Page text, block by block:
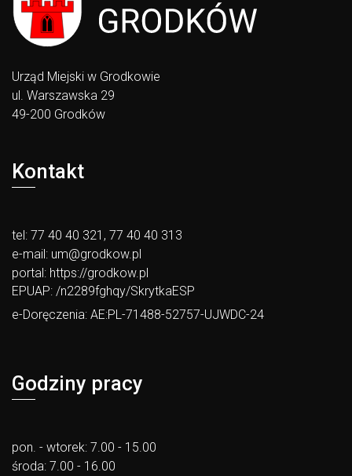
Urząd Miejski w Grodkowie
ul. Warszawska 29
49-200 Grodków
Kontakt
tel: 77 40 40 321, 77 40 40 313
e-mail: um@grodkow.pl
portal: https://grodkow.pl
EPUAP: /n2289fghqy/SkrytkaESP
e-Doręczenia: AE:PL-71488-52757-UJWDC-24
Godziny pracy
pon. - wtorek: 7.00 - 15.00
środa: 7.00 - 16.00